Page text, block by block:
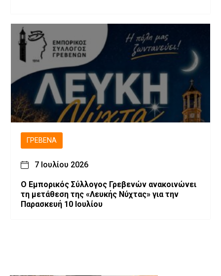
ΓΡΕΒΕΝΆ
7 Ιουλίου 2026
Ο Εμπορικός Σύλλογος Γρεβενών ανακοινώνει
τη μετάθεση της «Λευκής Νύχτας» για την
Παρασκευή 10 Ιουλίου